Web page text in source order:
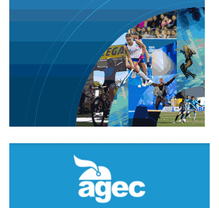
motocicleta, fugó y quedó detenido
Anoche a la hora23:27 luego de un seguimiento
controlado que culminó en Aviador Almonacid y
Pasaje Nuevo de barrio Villa La Tela, se aprehendió a
un adolescente de 14 años junto al secuestro de una
motocicleta marca Nevada 110 cc y una mochila.
Minutos antes, este joven acompañado de otro que
logró escapar, sustrajeron mediante arrebato
pertenencias a un ciclista en la intersección de calles
Abraham Jalil y Quintuco barrio San Alberto.
Dos hombres quedaron detenidos tras robar en
una vivienda colindante a una escuela